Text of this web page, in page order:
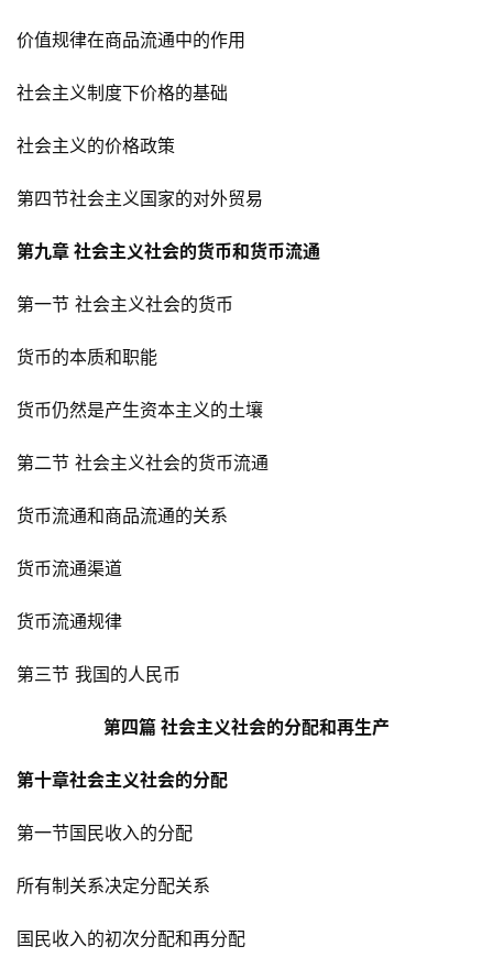
价值规律在商品流通中的作用
社会主义制度下价格的基础
社会主义的价格政策
第四节社会主义国家的对外贸易
第九章 社会主义社会的货币和货币流通
第一节 社会主义社会的货币
货币的本质和职能
货币仍然是产生资本主义的土壤
第二节 社会主义社会的货币流通
货币流通和商品流通的关系
货币流通渠道
货币流通规律
第三节 我国的人民币
第四篇 社会主义社会的分配和再生产
第十章社会主义社会的分配
第一节国民收入的分配
所有制关系决定分配关系
国民收入的初次分配和再分配